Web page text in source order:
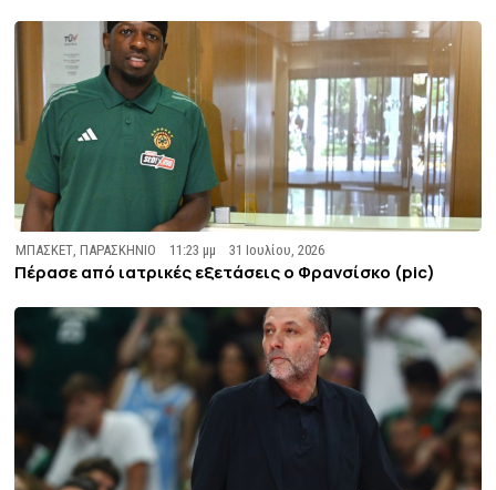
ΜΠΑΣΚΕΤ,ΠΑΡΑΣΚΗΝΙΟ 11:23 μμ 31 Ιουλίου, 2026
Πέρασε από ιατρικές εξετάσεις ο Φρανσίσκο (pic)